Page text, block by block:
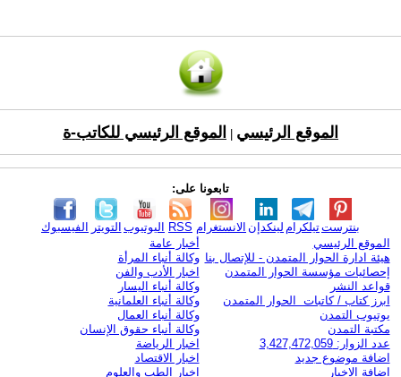
الموقع الرئيسي الموقع الرئيسي للكاتب-ة
تابعونا على:
الفيسبوك التويتر اليوتيوب RSS الانستغرام لينكدإن تيلكرامبنترست
الموقع الرئيسي
هيئة ادارة الحوار المتمدن - للإتصال بنا
إحصائيات مؤسسة الحوار المتمدن
قواعد النشر
ابرز كتاب / كاتبات الحوار المتمدن
يوتيوب التمدن
مكتبة التمدن
عدد الزوار: 3,427,472,059
اضافة موضوع جديد
اضافة الاخبار
أخبار عامة
وكالة أنباء المرأة
اخبار الأدب والفن
وكالة أنباء اليسار
وكالة أنباء العلمانية
وكالة أنباء العمال
وكالة أنباء حقوق الإنسان
اخبار الرياضة
اخبار الاقتصاد
اخبار الطب والعلوم